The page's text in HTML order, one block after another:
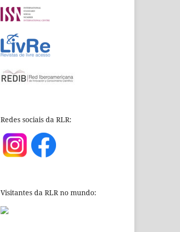
Redes sociais da RLR:
Visitantes da RLR no mundo: